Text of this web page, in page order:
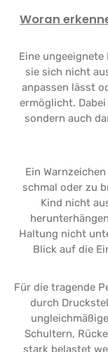
Woran
Eine
sie sich nicht
anpassen lässt
ermöglicht.
sondern auch
Ein
schmal oder zu
Kind nicht
Haltung nicht
Blick auf die
Für die tragende
durch
Schultern,
stark belastet